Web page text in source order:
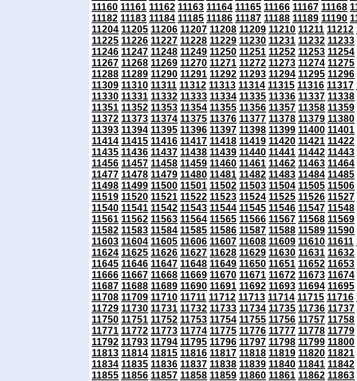
11160 11161 11162 11163 11164 11165 11166 11167 11168
11182 11183 11184 11185 11186 11187 11188 11189 11190
11204 11205 11206 11207 11208 11209 11210 11211 11212
11225 11226 11227 11228 11229 11230 11231 11232 11233
11246 11247 11248 11249 11250 11251 11252 11253 11254
11267 11268 11269 11270 11271 11272 11273 11274 11275
11288 11289 11290 11291 11292 11293 11294 11295 11296
11309 11310 11311 11312 11313 11314 11315 11316 11317
11330 11331 11332 11333 11334 11335 11336 11337 11338
11351 11352 11353 11354 11355 11356 11357 11358 11359
11372 11373 11374 11375 11376 11377 11378 11379 11380
11393 11394 11395 11396 11397 11398 11399 11400 11401
11414 11415 11416 11417 11418 11419 11420 11421 11422
11435 11436 11437 11438 11439 11440 11441 11442 11443
11456 11457 11458 11459 11460 11461 11462 11463 11464
11477 11478 11479 11480 11481 11482 11483 11484 11485
11498 11499 11500 11501 11502 11503 11504 11505 11506
11519 11520 11521 11522 11523 11524 11525 11526 11527
11540 11541 11542 11543 11544 11545 11546 11547 11548
11561 11562 11563 11564 11565 11566 11567 11568 11569
11582 11583 11584 11585 11586 11587 11588 11589 11590
11603 11604 11605 11606 11607 11608 11609 11610 11611
11624 11625 11626 11627 11628 11629 11630 11631 11632
11645 11646 11647 11648 11649 11650 11651 11652 11653
11666 11667 11668 11669 11670 11671 11672 11673 11674
11687 11688 11689 11690 11691 11692 11693 11694 11695
11708 11709 11710 11711 11712 11713 11714 11715 11716
11729 11730 11731 11732 11733 11734 11735 11736 11737
11750 11751 11752 11753 11754 11755 11756 11757 11758
11771 11772 11773 11774 11775 11776 11777 11778 11779
11792 11793 11794 11795 11796 11797 11798 11799 11800
11813 11814 11815 11816 11817 11818 11819 11820 11821
11834 11835 11836 11837 11838 11839 11840 11841 11842
11855 11856 11857 11858 11859 11860 11861 11862 11863